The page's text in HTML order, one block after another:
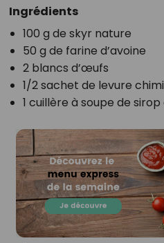
Ingrédients
100 g de skyr nature
50 g de farine d’avoine
2 blancs d’œufs
1/2 sachet de levure
1 cuillère à soupe de sirop